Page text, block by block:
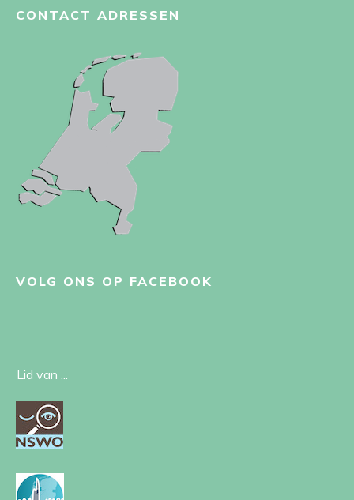
CONTACT ADRESSEN
VOLG ONS OP FACEBOOK
Lid van ...